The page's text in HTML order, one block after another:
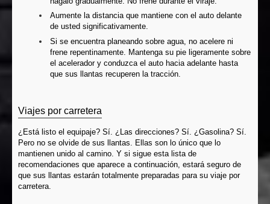
Aumente la distancia que mantiene con el auto delante
de usted significativamente.
Si se encuentra planeando sobre agua, no acelere ni
frene repentinamente. Mantenga su pie ligeramente sobre
el acelerador y conduzca el auto hacia adelante hasta
que sus llantas recuperen la tracción.
Viajes por carretera
¿Está listo el equipaje? Sí. ¿Las direcciones? Sí. ¿Gasolina? Sí.
Pero no se olvide de sus llantas. Ellas son lo único que lo
mantienen unido al camino. Y si sigue esta lista de
recomendaciones que aparece a continuación, estará seguro de
que sus llantas estarán totalmente preparadas para su viaje por
carretera.